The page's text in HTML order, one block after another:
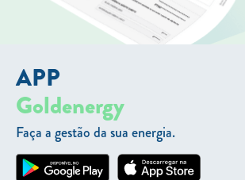
APP
Goldenergy
Faça a gestão da sua energia.